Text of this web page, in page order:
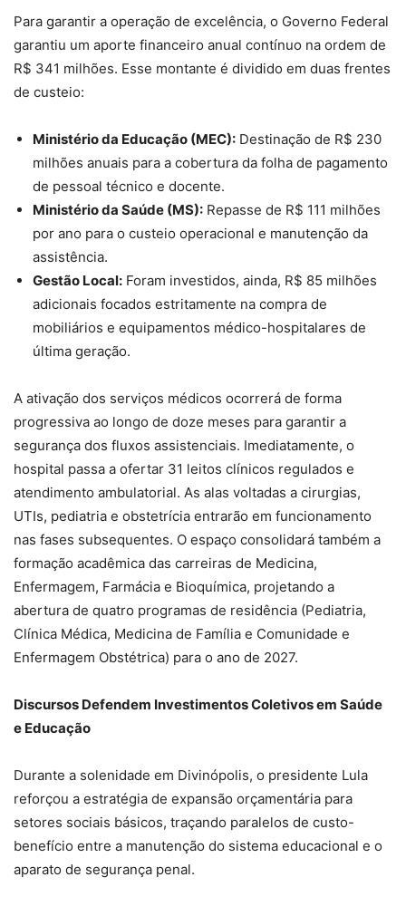
Para garantir a operação de excelência, o Governo Federal
garantiu um aporte financeiro anual contínuo na ordem de
R$ 341 milhões. Esse montante é dividido em duas frentes
de custeio:
Ministério da Educação (MEC): Destinação de R$ 230
milhões anuais para a cobertura da folha de pagamento
de pessoal técnico e docente.
Ministério da Saúde (MS): Repasse de R$ 111 milhões
por ano para o custeio operacional e manutenção da
assistência.
Gestão Local: Foram investidos, ainda, R$ 85 milhões
adicionais focados estritamente na compra de
mobiliários e equipamentos médico-hospitalares de
última geração.
A ativação dos serviços médicos ocorrerá de forma
progressiva ao longo de doze meses para garantir a
segurança dos fluxos assistenciais. Imediatamente, o
hospital passa a ofertar 31 leitos clínicos regulados e
atendimento ambulatorial. As alas voltadas a cirurgias,
UTIs, pediatria e obstetrícia entrarão em funcionamento
nas fases subsequentes. O espaço consolidará também a
formação acadêmica das carreiras de Medicina,
Enfermagem, Farmácia e Bioquímica, projetando a
abertura de quatro programas de residência (Pediatria,
Clínica Médica, Medicina de Família e Comunidade e
Enfermagem Obstétrica) para o ano de 2027.
Discursos Defendem Investimentos Coletivos em Saúde
e Educação
Durante a solenidade em Divinópolis, o presidente Lula
reforçou a estratégia de expansão orçamentária para
setores sociais básicos, traçando paralelos de custo-
benefício entre a manutenção do sistema educacional e o
aparato de segurança penal.